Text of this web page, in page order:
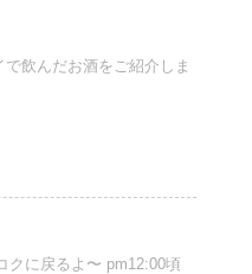
飲んだお酒をご紹介しま
クに戻るよ〜 pm12:00頃